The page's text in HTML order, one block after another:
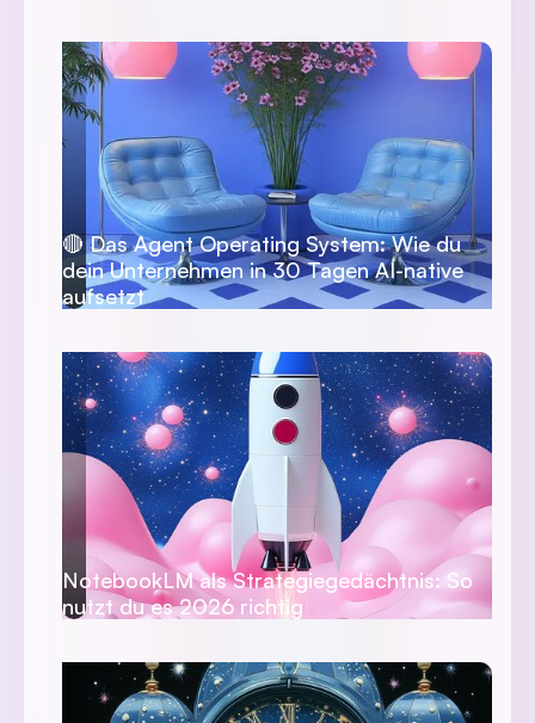
🔴 Das Agent Operating System: Wie du
dein Unternehmen in 30 Tagen AI-native
aufsetzt
NotebookLM als Strategiegedächtnis: So
nutzt du es 2026 richtig